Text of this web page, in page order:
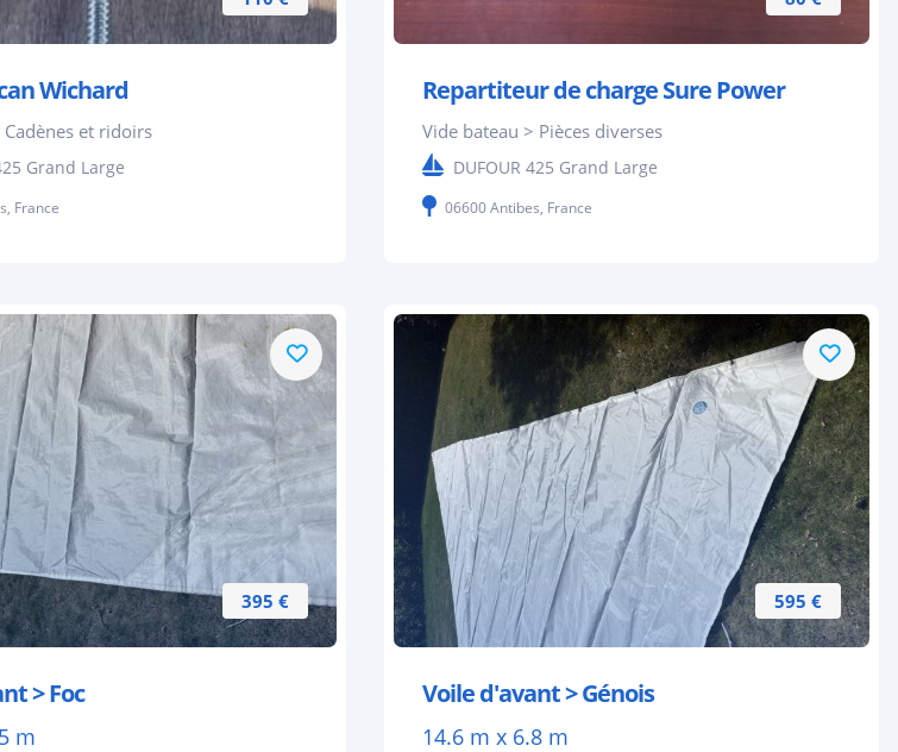
Wichard
et ridoirs
Grand Large
France
Repartiteur de charge Sure Power
Vide bateau > Pièces diverses
DUFOUR 425 Grand Large
06600 Antibes, France
395 €
> Foc
m
595 €
Voile d'avant > Génois
14.6 m x 6.8 m